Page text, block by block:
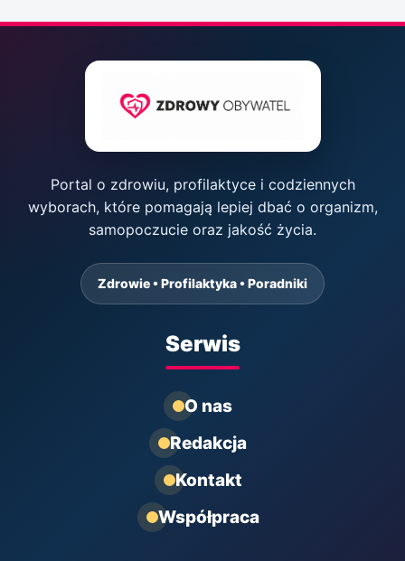
Portal o zdrowiu, profilaktyce i codziennych
wyborach, które pomagają lepiej dbać o organizm,
samopoczucie oraz jakość życia.
Zdrowie • Profilaktyka • Poradniki
Serwis
O nas
Redakcja
Kontakt
Współpraca